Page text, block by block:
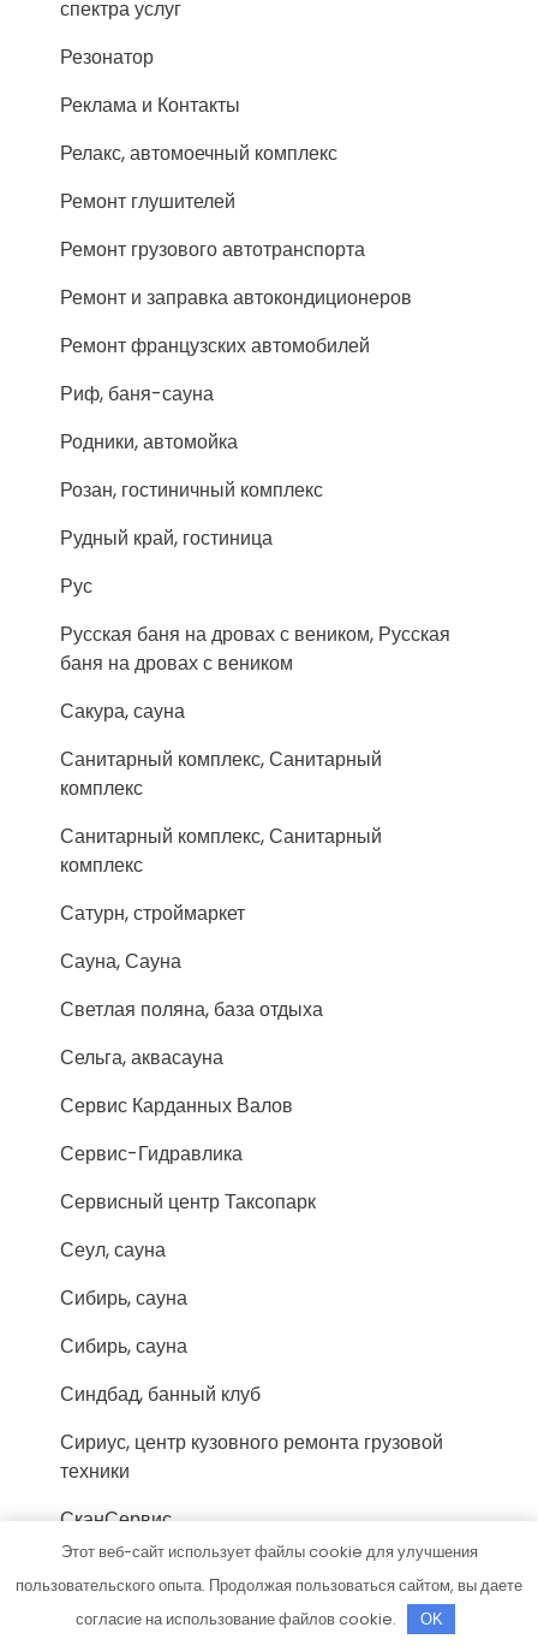
спектра услуг
Резонатор
Реклама и Контакты
Релакс, автомоечный комплекс
Ремонт глушителей
Ремонт грузового автотранспорта
Ремонт и заправка автокондиционеров
Ремонт французских автомобилей
Риф, баня-сауна
Родники, автомойка
Розан, гостиничный комплекс
Рудный край, гостиница
Рус
Русская баня на дровах с веником, Русская
баня на дровах с веником
Сакура, сауна
Санитарный комплекс, Санитарный
комплекс
Санитарный комплекс, Санитарный
комплекс
Сатурн, строймаркет
Сауна, Сауна
Светлая поляна, база отдыха
Сельга, аквасауна
Сервис Карданных Валов
Сервис-Гидравлика
Сервисный центр Таксопарк
Сеул, сауна
Сибирь, сауна
Сибирь, сауна
Синдбад, банный клуб
Сириус, центр кузовного ремонта грузовой
техники
СканСервис
Скиф, автомойка
Этот веб-сайт использует файлы cookie для улучшения
пользовательского опыта. Продолжая пользоваться сайтом, вы даете
согласие на использование файлов cookie.
OK